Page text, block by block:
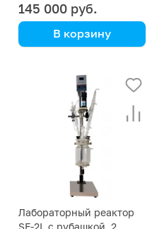
145 000 руб.
В корзину
Лабораторный реактор